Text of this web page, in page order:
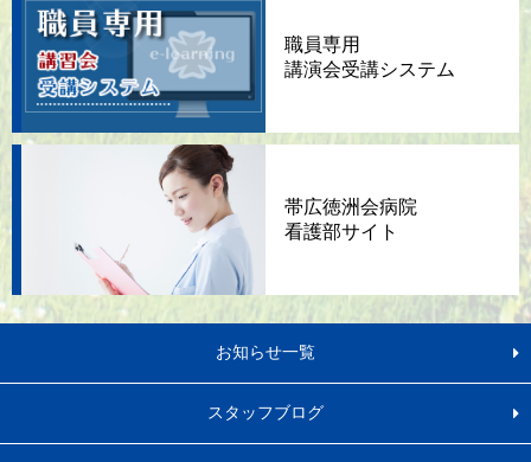
職員専用
講演会受講システム
帯広徳洲会病院
看護部サイト
お知らせ一覧
スタッフブログ